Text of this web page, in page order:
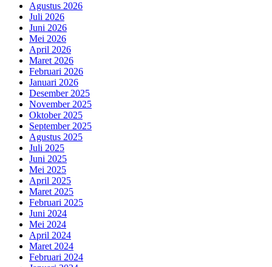
Agustus 2026
Juli 2026
Juni 2026
Mei 2026
April 2026
Maret 2026
Februari 2026
Januari 2026
Desember 2025
November 2025
Oktober 2025
September 2025
Agustus 2025
Juli 2025
Juni 2025
Mei 2025
April 2025
Maret 2025
Februari 2025
Juni 2024
Mei 2024
April 2024
Maret 2024
Februari 2024